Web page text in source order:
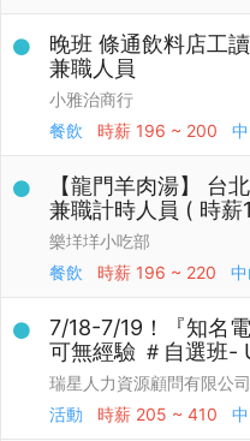
晚班 條通飲料店工
兼職人員
小雅治商行
餐飲
時薪 196 ~ 200
【龍門羊肉湯】 台
兼職計時人員 ( 時薪
樂垟垟小吃部
餐飲
時薪 196 ~ 220
7/18-7/19！『知名
可無經驗 ＃自選班-
瑞星人力資源顧問有限公司
活動
時薪 205 ~ 410